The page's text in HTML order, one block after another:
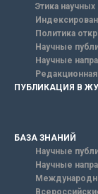
Этика
Политика
Научные
Научные
ПУБЛИКАЦИЯ В
БАЗА ЗНАНИЙ
Научные
Научные